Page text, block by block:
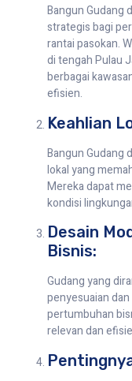
Bangun Gudang
strategis bagi
rantai pasokan.
di tengah Pulau
berbagai
efisien.
Keahlian
Bangun Gudang
lokal yang
Mereka dapat
kondisi
Desain
Bisnis:
Gudang yang
penyesuaian
pertumbuhan
relevan dan